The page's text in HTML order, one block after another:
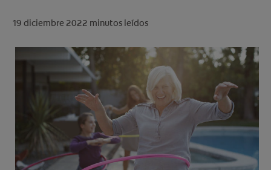
PARA PROFESIONALES
CUPONES
19 diciembre 2022 minutos leídos